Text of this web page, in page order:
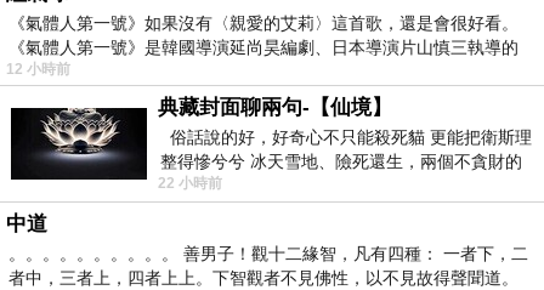
製作樂齡族易讀的衛教圖文，用科技向身邊的人傳遞正能
量。
工具本身是中性的，當壞人拿它當武器時，好人更不能放
棄掌握它的權利。你和朋友聊到的「帶回家、善用它」，
就是面對科技浪潮最積極且充滿智慧的態度。
你這句「不可以讓 AI 被壞人帶壞」說得太貼切、太有智慧
了！科技就像一張白紙，它跟著什麼樣的人，就會學到什
《氣體人第一號》如果沒有〈親愛的艾莉〉這首歌，還是會很好看。
《氣體人第一號》是韓國導演延尚昊編劇、日本導演片山慎三執導的
12 小時前
典藏封面聊兩句-【仙境】
俗話說的好，好奇心不只能殺死貓 更能把衛斯理
整得慘兮兮 冰天雪地、險死還生，兩個不貪財的
人尋什麼寶？ 人家追尋愛情還
22 小時前
中道
。。。。。。。。。。 善男子！觀十二緣智，凡有四種： 一者下，二
者中，三者上，四者上上。下智觀者不見佛性，以不見故得聲聞道。